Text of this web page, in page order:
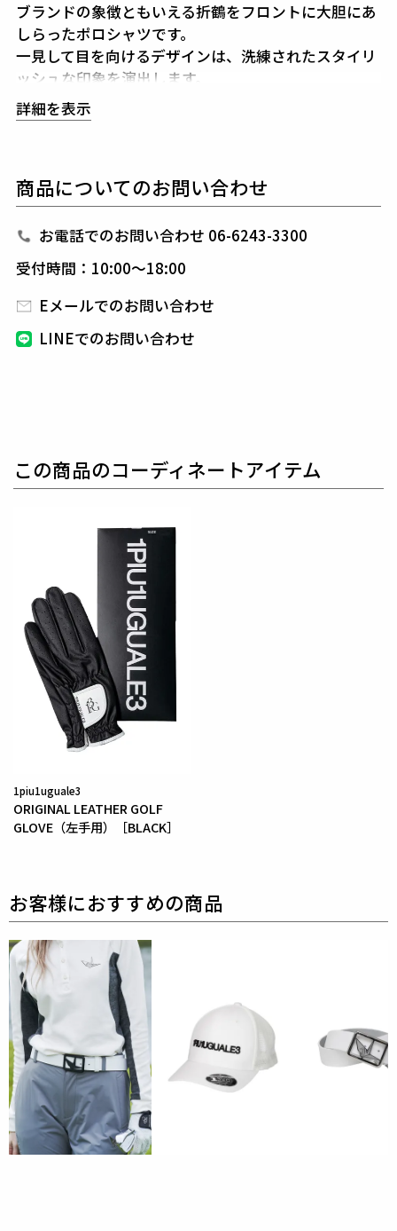
ブランドの象徴ともいえる折鶴をフロントに大胆にあ
しらったポロシャツです。
一見して目を向けるデザインは、洗練されたスタイリ
ッシュな印象を演出します。
背面にはブランドネームが縦書きで構成され、
統一感とバランスをもたらしています。
シンプルなポロシャツの形も、折鶴のデザインが他と
は一線を画す個性を持っています。
2色のカラー展開で、どちらの色を選んでも存在感が
際立ちます。
機能性とファッション性を抑えたこちらのポロシャツ
は、 トレンドを意識しつつも飽きのこないデザインが
をリリースし続ける1PIU1UGUALE3。
グジュアリーブランドが提案する、高いデザイン性と
ヤーの為のウェアとしてリリースいたします。
なハイテク素材を採用し、ただ派手な物ではなくテー
ラーリングを得意とする
ターンにより、洗練された高いデザイン性と
ィッティングを兼ね備え着る者全てに高揚感と優越感
をもたらします。
素材
表地 : ポリエステル100%
詳細を表示
商品についてのお問い合わせ
お電話でのお問い合わせ 06-6243-3300
受付時間：10:00～18:00
Eメールでのお問い合わせ
LINEでのお問い合わせ
この商品のコーディネートアイテム
1piu1uguale3
ORIGINAL LEATHER GOLF
GLOVE（左手用）［BLACK］